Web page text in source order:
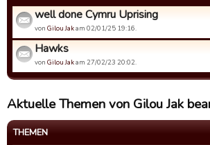
well done Cymru Uprising
von Gilou Jakam 02/01/25 19:16.
Hawks
von Gilou Jakam 27/02/23 20:02.
Aktuelle Themen von Gilou Jak
THEMEN